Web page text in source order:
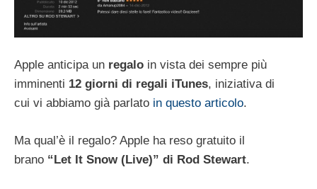
Apple anticipa un regalo in vista dei sempre più
imminenti 12 giorni di regali iTunes, iniziativa di
cui vi abbiamo già parlato in questo articolo.
Ma qual’è il regalo? Apple ha reso gratuito il
brano “Let It Snow (Live)” di Rod Stewart.